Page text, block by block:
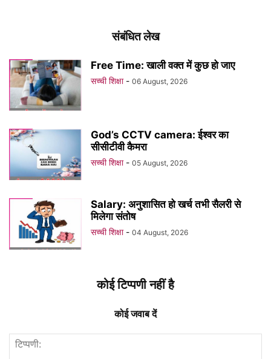
संबंधित लेख
Free Time: खाली वक्त में कुछ हो जाए
सच्ची शिक्षा - 06 August, 2026
God’s CCTV camera: ईश्वर का
सीसीटीवी कैमरा
सच्ची शिक्षा - 05 August, 2026
Salary: अनुशासित हो खर्च तभी सैलरी से
मिलेगा संतोष
सच्ची शिक्षा - 04 August, 2026
कोई टिप्पणी नहीं है
कोई जवाब दें